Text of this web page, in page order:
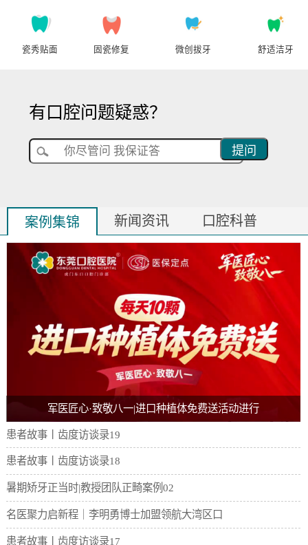
瓷秀贴面 固瓷修复 微创拔牙 舒适洁牙
有口腔问题疑惑？
提问
案例集锦 新闻资讯 口腔科普
军医匠心·致敬八一|进口种植体免费送活动进行
患者故事丨齿度访谈录19
患者故事丨齿度访谈录18
暑期矫牙正当时|教授团队正畸案例02
名医聚力启新程｜李明勇博士加盟领航大湾区口
患者故事丨齿度访谈录17